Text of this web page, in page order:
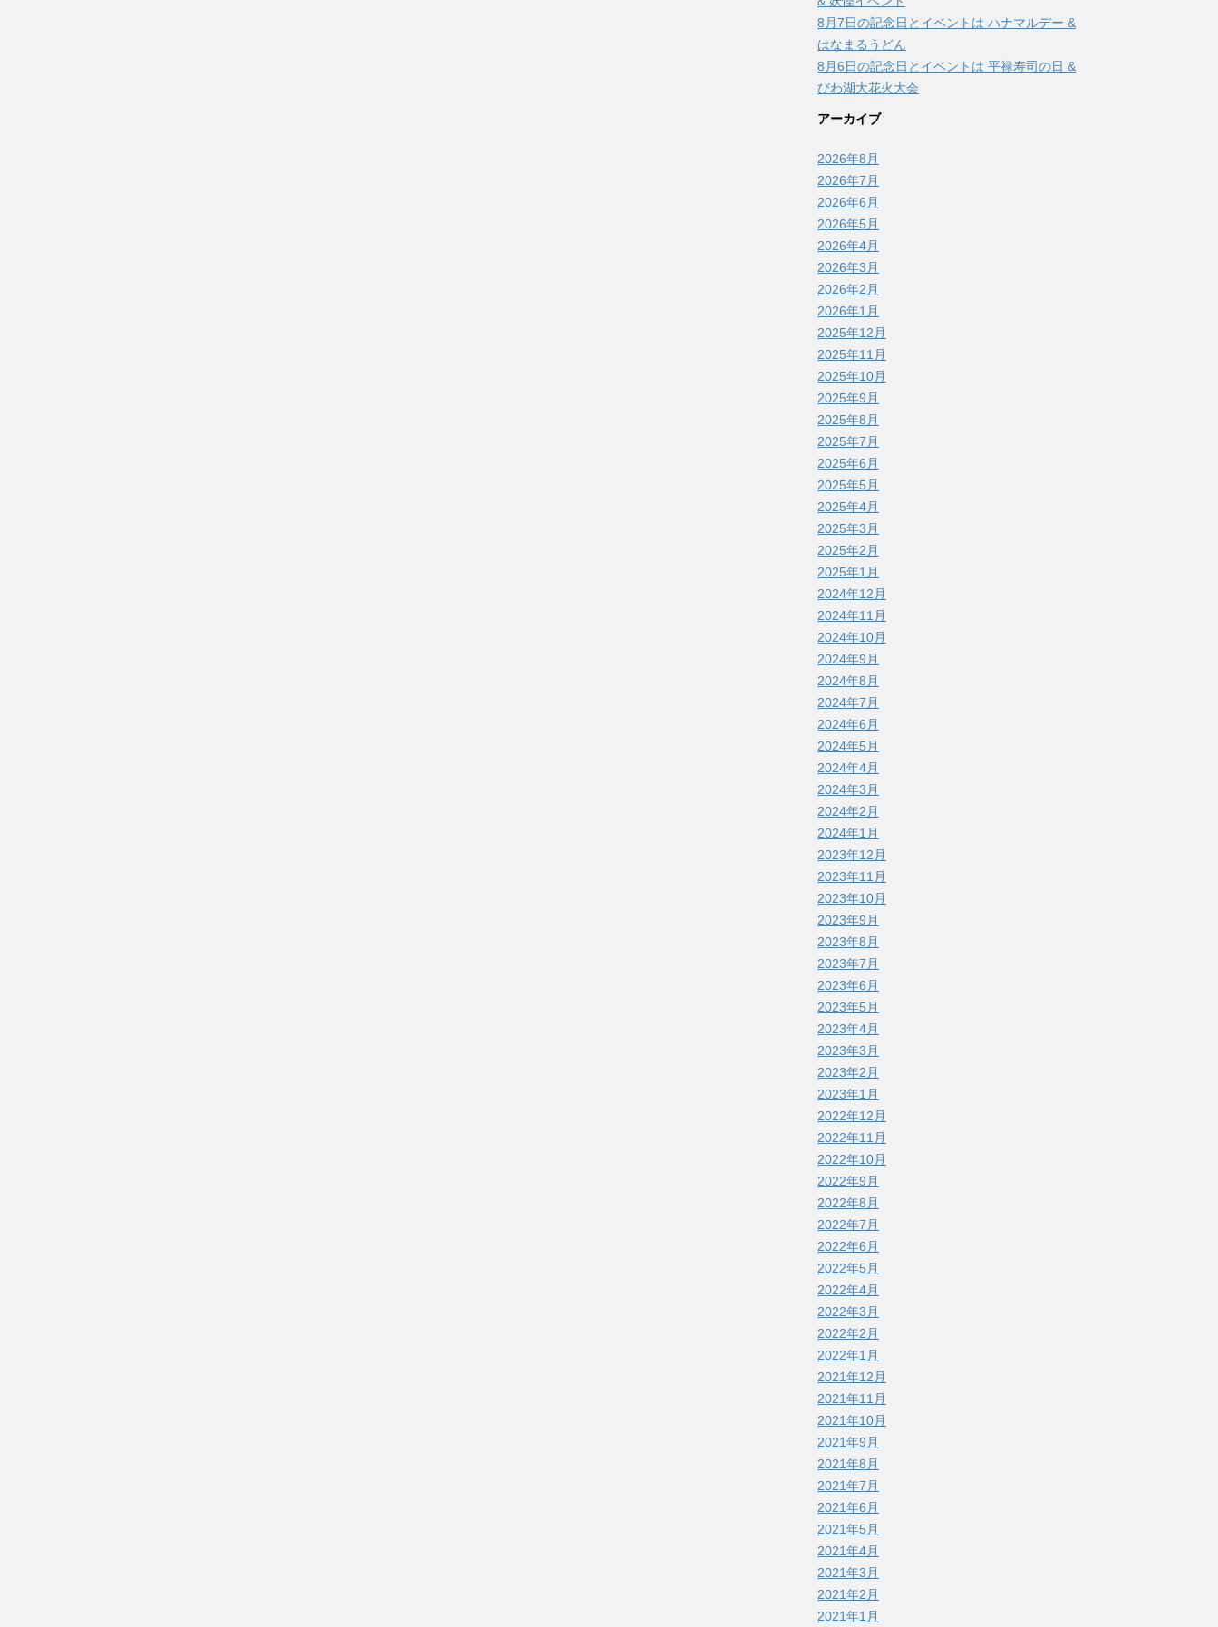
8月7日の記念日とイベントは ハナマルデー &
はなまるうどん
8月6日の記念日とイベントは 平禄寿司の日 &
びわ湖大花火大会
アーカイブ
2026年8月
2026年7月
2026年6月
2026年5月
2026年4月
2026年3月
2026年2月
2026年1月
2025年12月
2025年11月
2025年10月
2025年9月
2025年8月
2025年7月
2025年6月
2025年5月
2025年4月
2025年3月
2025年2月
2025年1月
2024年12月
2024年11月
2024年10月
2024年9月
2024年8月
2024年7月
2024年6月
2024年5月
2024年4月
2024年3月
2024年2月
2024年1月
2023年12月
2023年11月
2023年10月
2023年9月
2023年8月
2023年7月
2023年6月
2023年5月
2023年4月
2023年3月
2023年2月
2023年1月
2022年12月
2022年11月
2022年10月
2022年9月
2022年8月
2022年7月
2022年6月
2022年5月
2022年4月
2022年3月
2022年2月
2022年1月
2021年12月
2021年11月
2021年10月
2021年9月
2021年8月
2021年7月
2021年6月
2021年5月
2021年4月
2021年3月
2021年2月
2021年1月